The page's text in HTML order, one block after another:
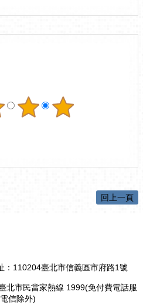
回上一頁
：110204臺北市信義區市府路1號
北市民當家熱線 1999(免付費電話服
信除外)